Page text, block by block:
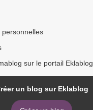
sur le portail Eklablog
un blog sur Eklablog